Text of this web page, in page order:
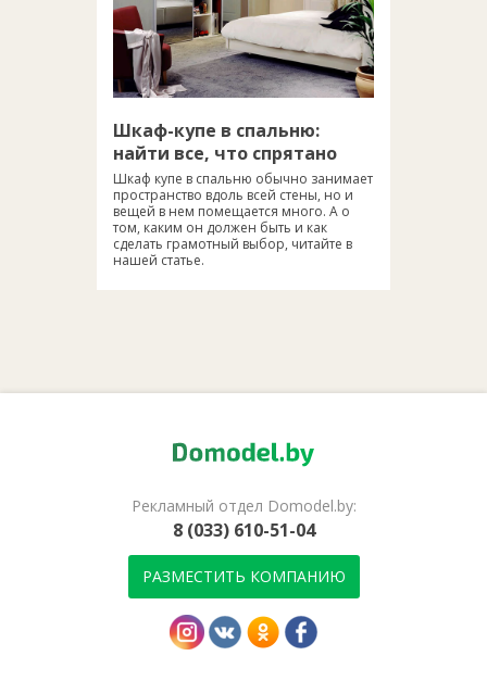
Шкаф-купе в спальню:
найти все, что спрятано
Шкаф купе в спальню обычно занимает
пространство вдоль всей стены, но и
вещей в нем помещается много. А о
том, каким он должен быть и как
сделать грамотный выбор, читайте в
нашей статье.
Рекламный отдел Domodel.by:
8 (033) 610-51-04
РАЗМЕСТИТЬ КОМПАНИЮ